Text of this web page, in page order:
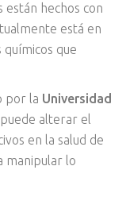
están hechos con
está en
que
por la Universidad
puede alterar el
en la salud de
manipular lo